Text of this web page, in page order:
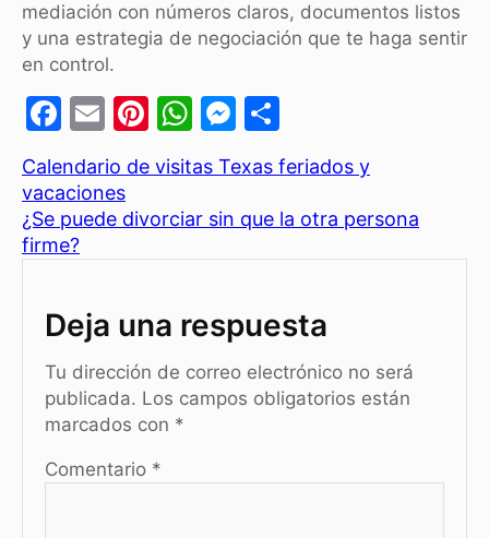
mediación con números claros, documentos listos
y una estrategia de negociación que te haga sentir
en control.
F
c
e
b
o
k
E
m
ai
l
Pi
nt
er
e
st
W
at
s
A
p
M
s
s
e
g
er
o
m
p
ar
Calendario de visitas Texas feriados y
vacaciones
¿Se puede divorciar sin que la otra persona
firme?
Deja una respuesta
Tu dirección de correo electrónico no será
publicada. Los campos obligatorios están
marcados con *
Comentario *